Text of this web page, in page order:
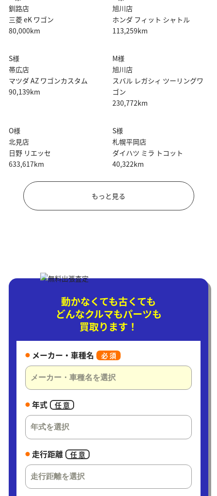
釧路店
三菱 eK ワゴン
80,000km
旭川店
ホンダ フィット シャトル
113,259km
S様
帯広店
マツダ AZ ワゴンカスタム
90,139km
M様
旭川店
スバル レガシィ ツーリングワ
ゴン
230,772km
O様
北見店
日野 リエッセ
633,617km
S様
札幌平岡店
ダイハツ ミラ トコット
40,322km
もっと見る
動かなくても古くても
どんなクルマもパーツも
買取ります！
メーカー・車種名 必 須
年式 任 意
走行距離 任 意